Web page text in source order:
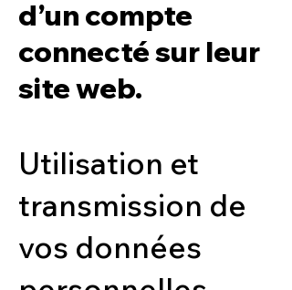
d’un compte
connecté sur leur
site web.
Utilisation et
transmission de
vos données